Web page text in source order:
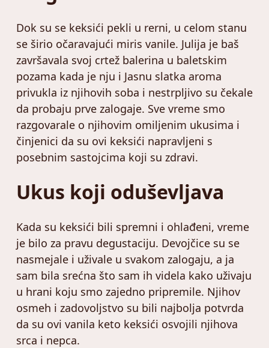
Dok su se keksići pekli u rerni, u celom stanu
se širio očaravajući miris vanile. Julija je baš
završavala svoj crtež balerina u baletskim
pozama kada je nju i Jasnu slatka aroma
privukla iz njihovih soba i nestrpljivo su čekale
da probaju prve zalogaje. Sve vreme smo
razgovarale o njihovim omiljenim ukusima i
činjenici da su ovi keksići napravljeni s
posebnim sastojcima koji su zdravi.
Ukus koji oduševljava
Kada su keksići bili spremni i ohlađeni, vreme
je bilo za pravu degustaciju. Devojčice su se
nasmejale i uživale u svakom zalogaju, a ja
sam bila srećna što sam ih videla kako uživaju
u hrani koju smo zajedno pripremile. Njihov
osmeh i zadovoljstvo su bili najbolja potvrda
da su ovi vanila keto keksići osvojili njihova
srca i nepca.